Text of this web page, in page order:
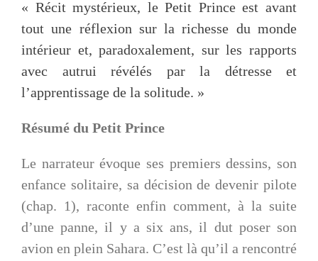
« Récit mystérieux, le Petit Prince est avant
tout une réflexion sur la richesse du monde
intérieur et, paradoxalement, sur les rapports
avec autrui révélés par la détresse et
l’apprentissage de la solitude. »
Résumé du Petit Prince
Le narrateur évoque ses premiers dessins, son
enfance solitaire, sa décision de devenir pilote
(chap. 1), raconte enfin comment, à la suite
d’une panne, il y a six ans, il dut poser son
avion en plein Sahara. C’est là qu’il a rencontré